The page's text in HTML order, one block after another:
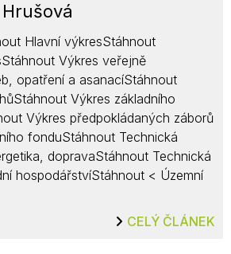
Hlavní výkresStáhnout
Výkres veřejně
opatření a asanacíStáhnout
Výkres základního
Výkres předpokládaných záborů
fonduStáhnout Technická
dopravaStáhnout Technická
hospodářstvíStáhnout < Územní
CELÝ ČLÁNEK